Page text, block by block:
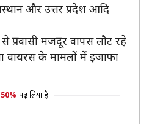
और उत्तर प्रदेश आदि
प्रवासी मजदूर वापस लौट रहे
वायरस के मामलों में इजाफा
50% पढ़ लिया है